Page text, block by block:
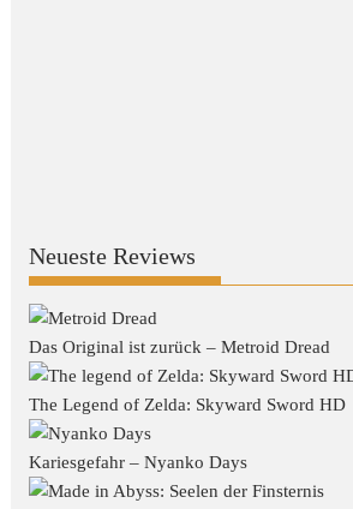
Neueste Reviews
Das Original ist zurück – Metroid Dread
The Legend of Zelda: Skyward Sword HD
Kariesgefahr – Nyanko Days